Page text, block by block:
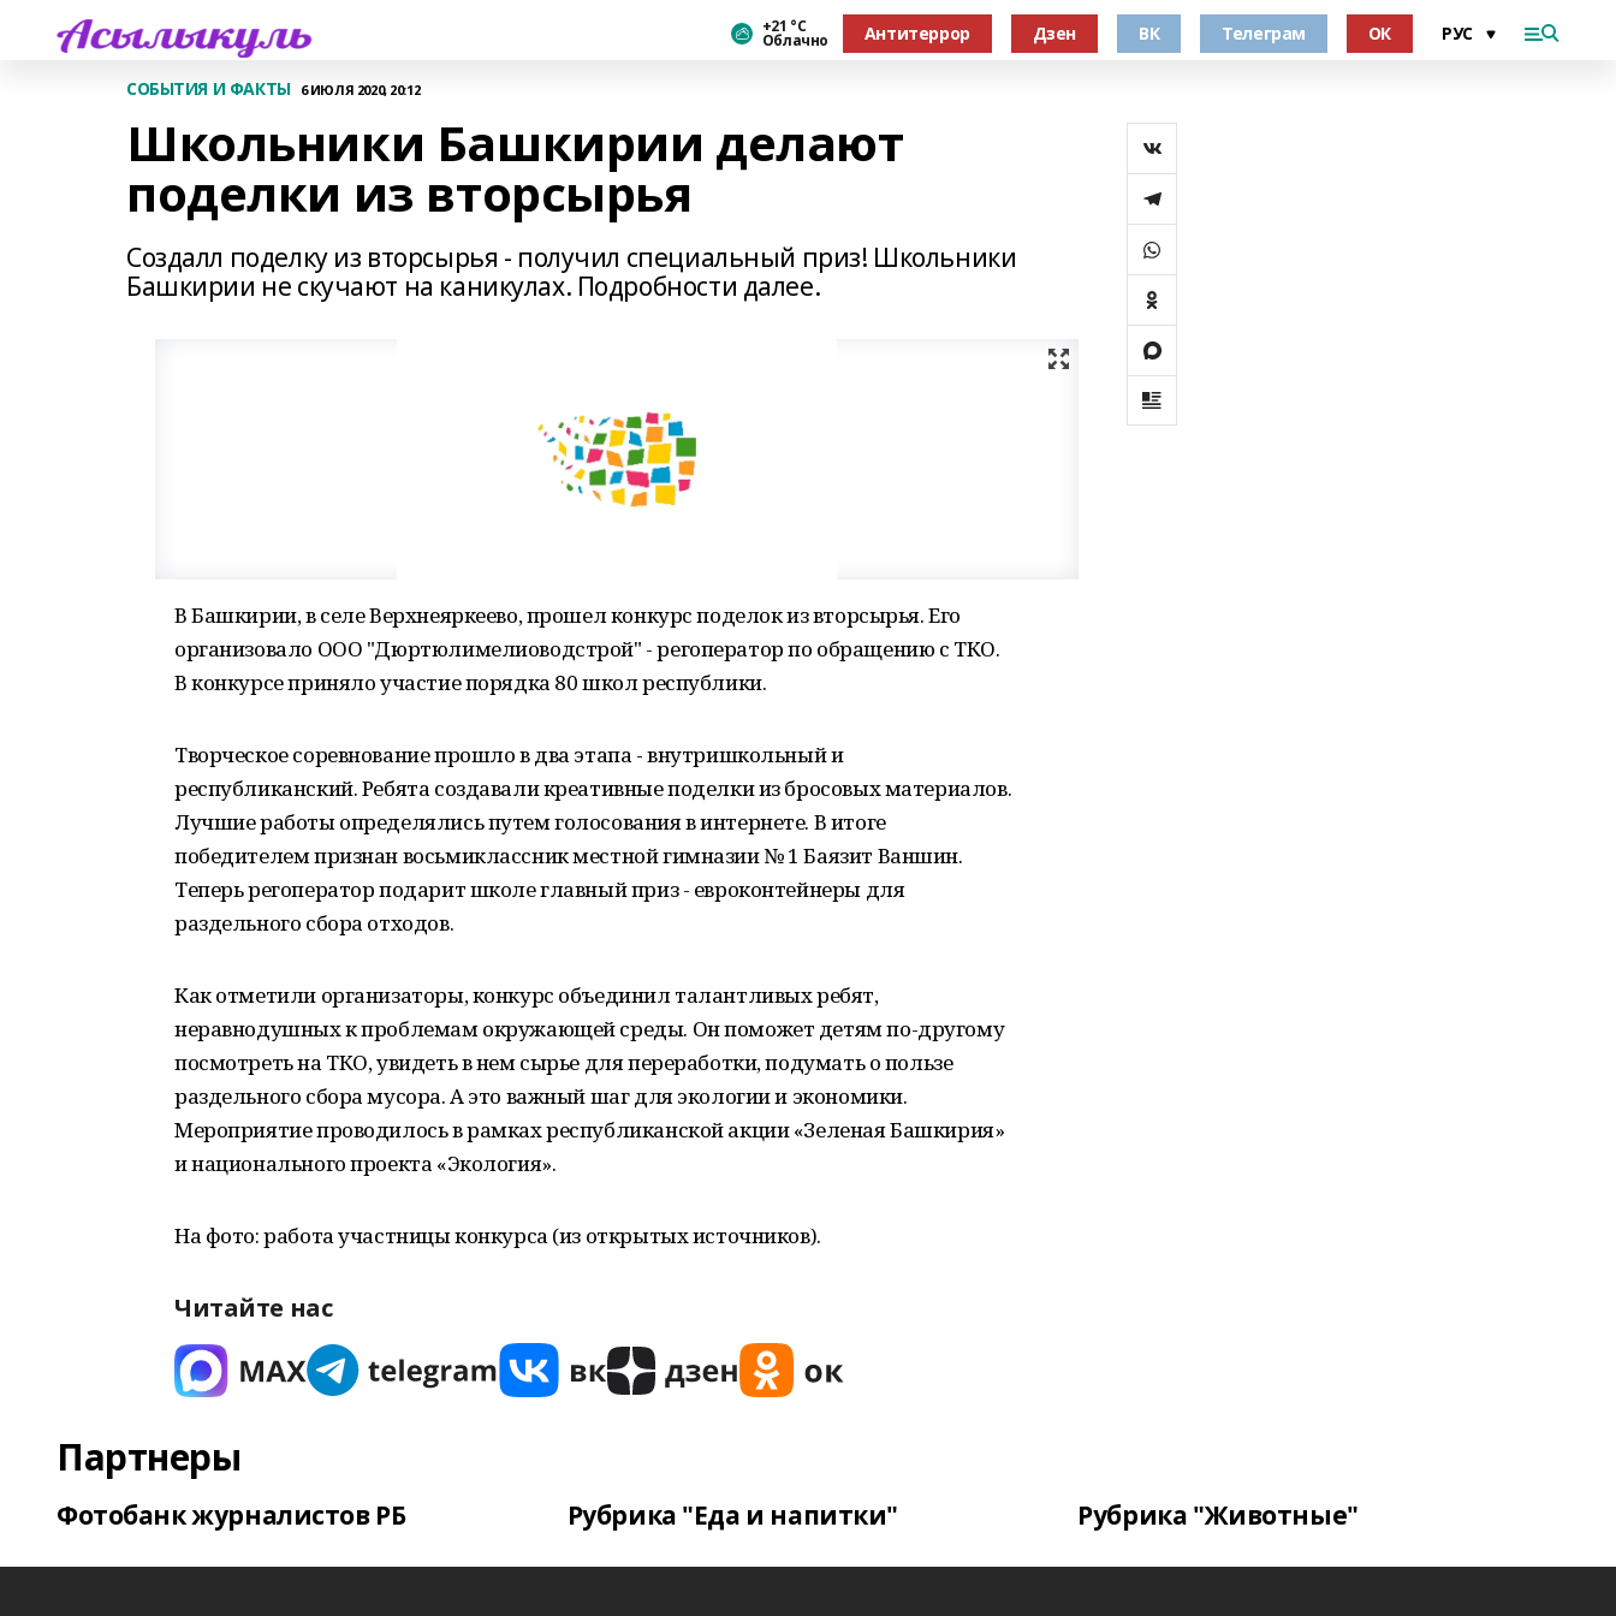
+21 °С
Облачно Антитеррор Дзен ВК Телеграм ОК
СОБЫТИЯ И ФАКТЫ 6 ИЮЛЯ 2020, 20:12
Школьники Башкирии делают
поделки из вторсырья
Создалл поделку из вторсырья - получил специальный приз! Школьники
Башкирии не скучают на каникулах. Подробности далее.
В Башкирии, в селе Верхнеяркеево, прошел конкурс поделок из вторсырья. Его
организовало ООО "Дюртюлимелиоводстрой" - регоператор по обращению с ТКО.
В конкурсе приняло участие порядка 80 школ республики.
Творческое соревнование прошло в два этапа - внутришкольный и
республиканский. Ребята создавали креативные поделки из бросовых материалов.
Лучшие работы определялись путем голосования в интернете. В итоге
победителем признан восьмиклассник местной гимназии № 1 Баязит Ваншин.
Теперь регоператор подарит школе главный приз - евроконтейнеры для
раздельного сбора отходов.
Как отметили организаторы, конкурс объединил талантливых ребят,
неравнодушных к проблемам окружающей среды. Он поможет детям по-другому
посмотреть на ТКО, увидеть в нем сырье для переработки, подумать о пользе
раздельного сбора мусора. А это важный шаг для экологии и экономики.
Мероприятие проводилось в рамках республиканской акции «Зеленая Башкирия»
и национального проекта «Экология».
На фото: работа участницы конкурса (из открытых источников).
Читайте нас
Партнеры
Фотобанк журналистов РБ Рубрика "Еда и напитки" Рубрика "Животные"